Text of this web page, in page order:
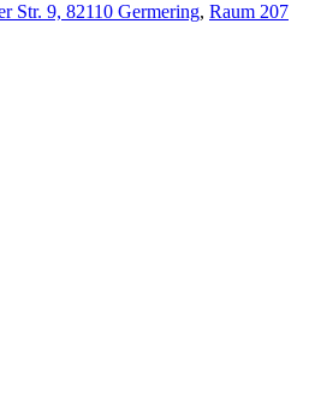
Str. 9, 82110 Germering, Raum 207